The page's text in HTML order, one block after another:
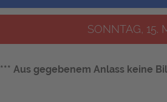
SONNTAG, 15.
*** Aus gegebenem Anlass keine